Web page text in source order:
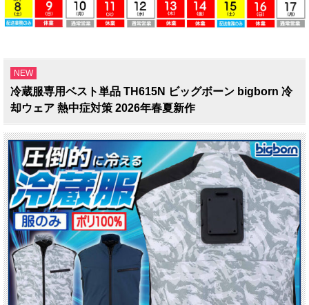
NEW
冷蔵服専用ベスト単品 TH615N ビッグボーン bigborn 冷
却ウェア 熱中症対策 2026年春夏新作